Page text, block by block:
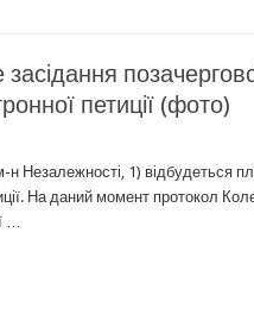
петиції (фото)
Незалежності, 1) відбудеться
На даний момент протокол
…